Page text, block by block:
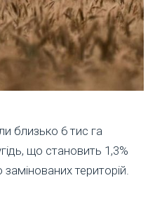
близько 6 тис га
що становить 1,3%
замінованих територій.